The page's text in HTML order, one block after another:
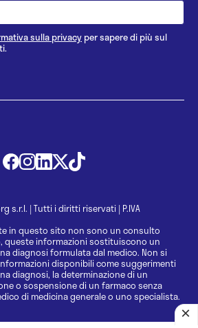
sulla privacyper sapere di più sul
s.r.l. | Tutti i diritti riservati | P.IVA
in questo sito non sono un consulto
queste informazioni sostituiscono un
diagnosi formulata dal medico. Non si
disponibili come suggerimenti
diagnosi, la determinazione di un
o sospensione di un farmaco senza
di medicina generale o uno specialista.